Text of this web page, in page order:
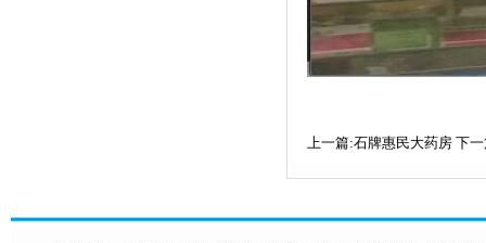
上一篇:石牌惠民大药房 下